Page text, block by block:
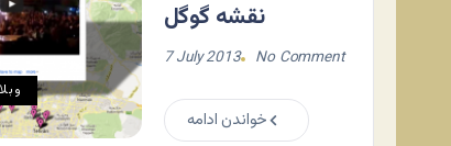
نقشه گوگل
7 July 2013 No Comment
خواندن ادامه